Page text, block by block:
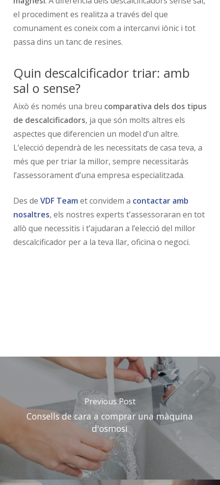
el procediment es realitza a través del que
comunament es coneix com a intercanvi iònic i tot
passa dins un tanc de resines.
Quin descalcificador triar: amb
sal o sense?
Això és només una breu comparativa dels dos tipus
de descalcificadors, ja que són molts altres els
aspectes que diferencien un model d’un altre.
L’elecció dependrà de les necessitats de casa teva, a
més que per triar la millor, sempre necessitaràs
l’assessorament d’una empresa especialitzada.
Des de VDF Team et convidem a contactar amb
nosaltres, els nostres experts t’assessoraran en tot
allò que necessitis i t’ajudaran a l’elecció del millor
descalcificador per a la teva llar, oficina o negoci.
Previous Post
Consells de cara a comprar una màquina
d'osmosi